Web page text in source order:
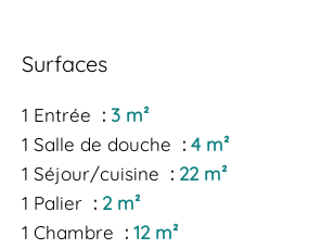
Surfaces
1 Entrée
3 m²
1 Salle de douche
4 m²
1 Séjour/cuisine
22 m²
1 Palier
2 m²
1 Chambre
12 m²